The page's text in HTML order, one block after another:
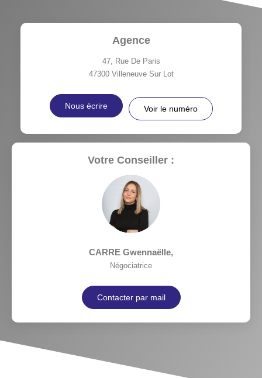
Agence
47, Rue De Paris
47300 Villeneuve Sur Lot
Nous écrire Voir le numéro
Votre Conseiller :
CARRE Gwennaëlle,
Négociatrice
Contacter par mail